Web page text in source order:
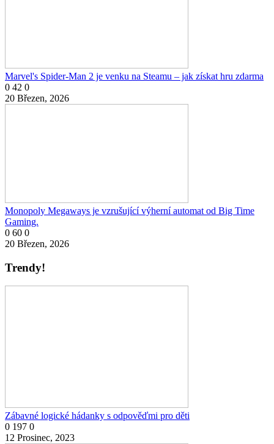
Marvel's Spider-Man 2 je venku na Steamu – jak získat hru zdarma
0 42 0
20 Březen, 2026
Monopoly Megaways je vzrušující výherní automat od Big Time
Gaming.
0 60 0
20 Březen, 2026
Trendy!
Zábavné logické hádanky s odpověďmi pro děti
0 197 0
12 Prosinec, 2023